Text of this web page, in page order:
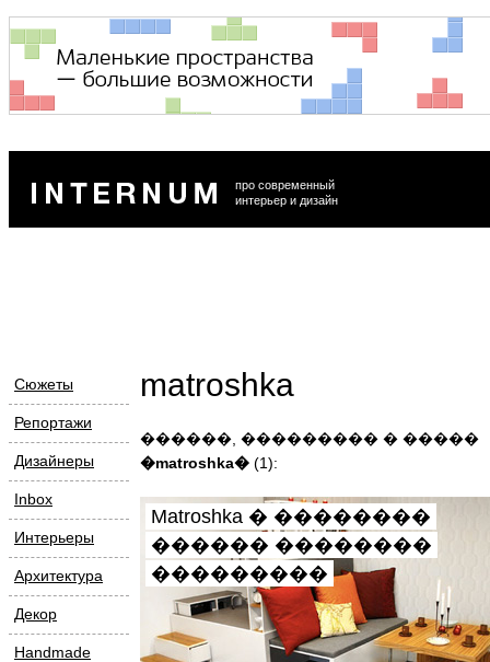
про современный
интерьер и дизайн
Сюжеты
Репортажи
Дизайнеры
Inbox
Интерьеры
Архитектура
Декор
Handmade
matroshka
������, ��������� � �����
�matroshka� (1):
Matroshka � ��������
������ ��������
���������